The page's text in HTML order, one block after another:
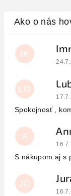
IK
LO
Spokojnosť ,
A
S nákupom aj s
JD